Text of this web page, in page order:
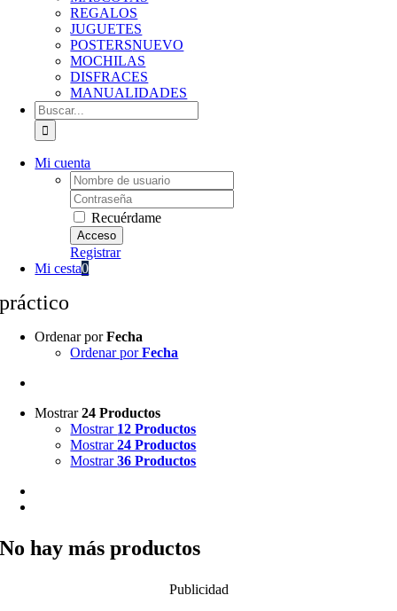
REGALOS
JUGUETES
POSTERSNUEVO
MOCHILAS
DISFRACES
MANUALIDADES
Buscar:
Mi cuenta
Username:
Password:
Recuérdame
Registrar
Mi cesta0
práctico
Ordenar porFecha
Ordenar porFecha
Mostrar24 Productos
Mostrar 12 Productos
Mostrar24 Productos
Mostrar36 Productos
No hay más productos
Publicidad